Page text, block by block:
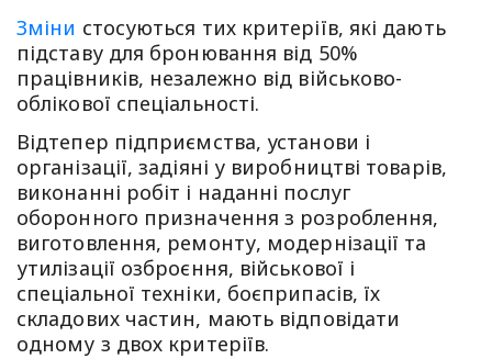
Зміни стосуються тих критеріїв, які дають
підставу для бронювання від 50%
працівників, незалежно від військово-
облікової спеціальності.
Відтепер підприємства, установи і
організації, задіяні у виробництві товарів,
виконанні робіт і наданні послуг
оборонного призначення з розроблення,
виготовлення, ремонту, модернізації та
утилізації озброєння, військової і
спеціальної техніки, боєприпасів, їх
складових частин, мають відповідати
одному з двох критеріїв.